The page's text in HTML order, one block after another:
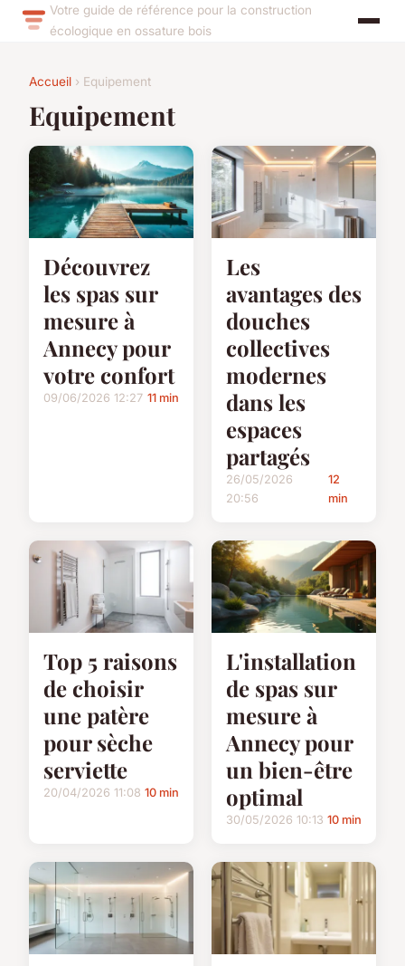
Votre guide de référence pour la construction
écologique en ossature bois
Accueil › Equipement
Equipement
Découvrez
les spas sur
mesure à
Annecy pour
votre confort
09/06/2026 12:27 11 min
Les
avantages des
douches
collectives
modernes
dans les
espaces
partagés
26/05/2026
20:56
12
min
Top 5 raisons
de choisir
une patère
pour sèche
serviette
20/04/2026 11:08 10 min
L'installation
de spas sur
mesure à
Annecy pour
un bien-être
optimal
30/05/2026 10:13 10 min